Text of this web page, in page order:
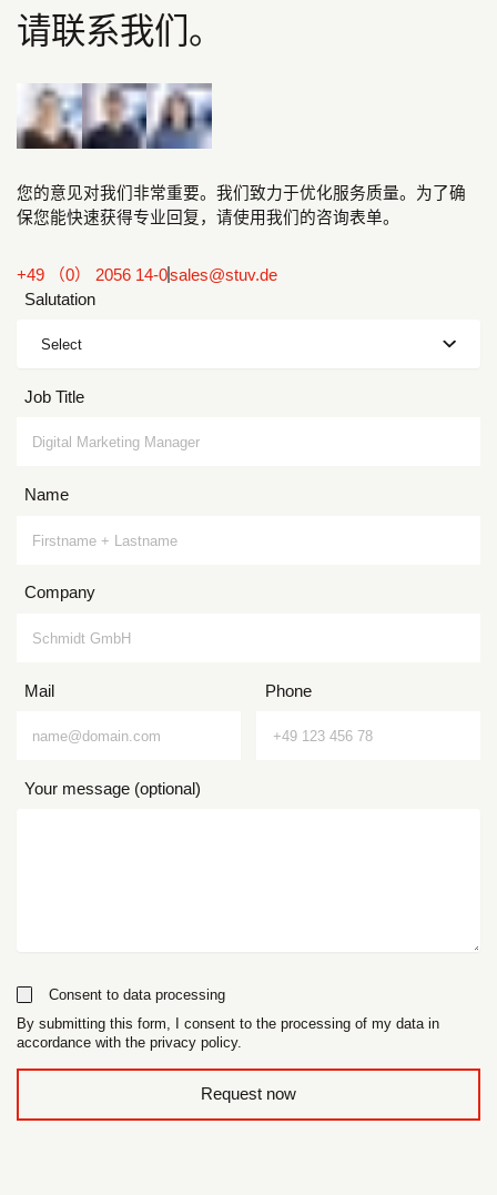
请联系我们。
您的意见对我们非常重要。我们致力于优化服务质量。为了确
保您能快速获得专业回复，请使用我们的咨询表单。
+49 （0） 2056 14-0sales@stuv.de
Salutation
Select
Job Title
Name
Company
Mail Phone
Your message (optional)
Consent to data processing
By submitting this form, I consent to the processing of my data in
accordance with the privacy policy.
Request now